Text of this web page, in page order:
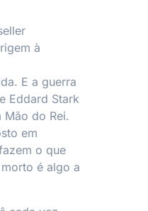
à
E a guerra
Eddard Stark
do Rei.
em
o que
é algo a